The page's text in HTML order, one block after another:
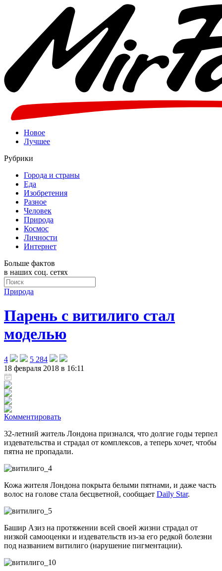
Новое
Лучшее
Рубрики
Города и страны
Еда
Изобретения
Разное
Человек
Природа
Космос
Личности
Интернет
Больше фактов
в наших соц. сетях
Природа
Парень с витилиго стал
моделью
4
5 284
18 февраля 2018 в 16:11
Комментировать
32-летний житель Лондона признался, что долгие годы терпел
издевательства и страдал от комплексов, а теперь хочет, чтобы
пятна не пропадали.
Кожа жителя Лондона покрыта белыми пятнами, и даже часть
волос на голове стала бесцветной, сообщает Daily Star.
Башир Азиз на протяжении всей своей жизни страдал от
низкой самооценки и издевательств из-за его редкой болезни
под названием витилиго (нарушение пигментации).